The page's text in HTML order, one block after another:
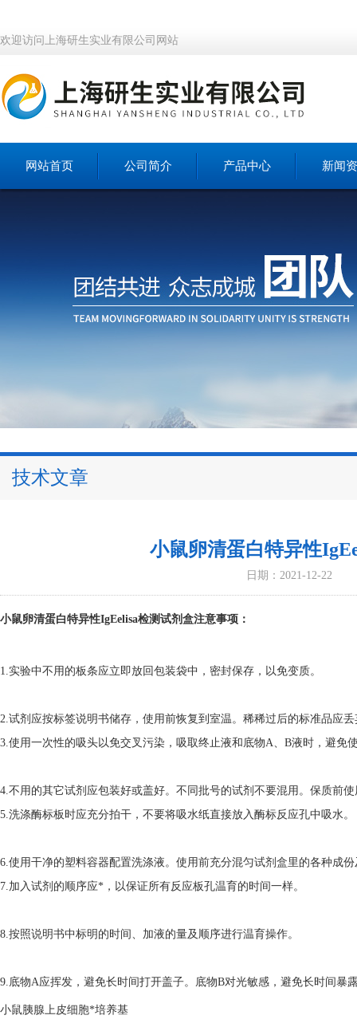
欢迎访问上海研生实业有限公司网站
网站首页 公司简介 产品中心 新闻
技术文章
小鼠卵清蛋白特异性
日期：2021-12-22
小鼠卵清蛋白特异性IgEelisa检测试剂盒注意事项：
1.实验中不用的板条应立即放回包装袋中，密封保存，以免变质。
2.试剂应按标签说明书储存，使用前恢复到室温。稀稀过后的标准品应
3.使用一次性的吸头以免交叉污染，吸取终止液和底物A、B液时，避免
4.不用的其它试剂应包装好或盖好。不同批号的试剂不要混用。保质前使
5.洗涤酶标板时应充分拍干，不要将吸水纸直接放入酶标反应孔中吸水。
6.使用干净的塑料容器配置洗涤液。使用前充分混匀试剂盒里的各种成
7.加入试剂的顺序应*，以保证所有反应板孔温育的时间一样。
8.按照说明书中标明的时间、加液的量及顺序进行温育操作。
9.底物A应挥发，避免长时间打开盖子。底物B对光敏感，避免长时间暴
小鼠胰腺上皮细胞*培养基